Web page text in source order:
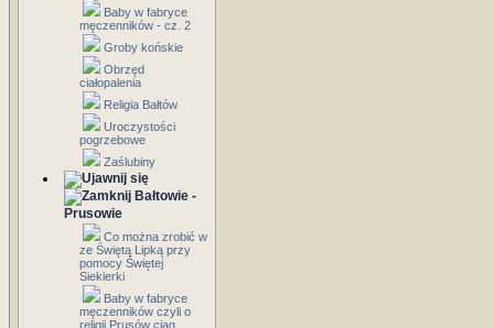
Baby w fabryce
męczenników - cz. 2
Groby końskie
Obrzęd
ciałopalenia
Religia Bałtów
Uroczystości
pogrzebowe
Zaślubiny
Bałtowie -
Prusowie
Co można zrobić w
ze Świętą Lipką przy
pomocy Świętej
Siekierki
Baby w fabryce
męczenników czyli o
religii Prusów ciąg